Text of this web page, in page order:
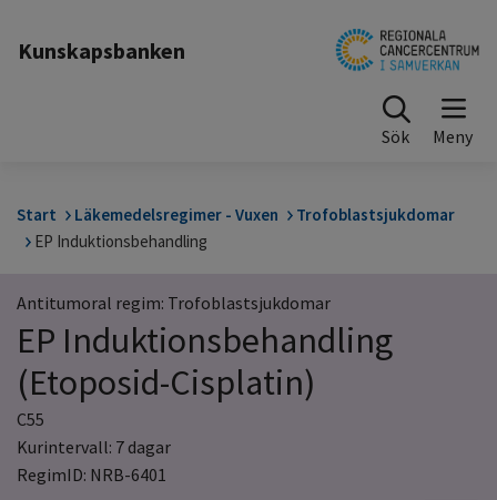
Kunskapsbanken
Sök
Start Läkemedelsregimer - Vuxen
Trofoblastsjukdomar
EP Induktionsbehandling
Antitumoral regim: Trofoblastsjukdomar
EP Induktionsbehandling
(Etoposid-Cisplatin)
C55
Kurintervall: 7 dagar
RegimID: NRB-6401